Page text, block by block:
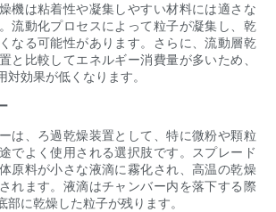
機は粘着性や凝集しやすい材料には適さな
流動化プロセスによって粒子が凝集し、乾
なる可能性があります。さらに、流動層乾
と比較してエネルギー消費量が多いため、
対効果が低くなります。
は、ろ過乾燥装置として、特に微粉や顆粒
でよく使用される選択肢です。スプレード
原料が小さな液滴に霧化され、高温の乾燥
れます。液滴はチャンバー内を落下する際
部に乾燥した粒子が残ります。